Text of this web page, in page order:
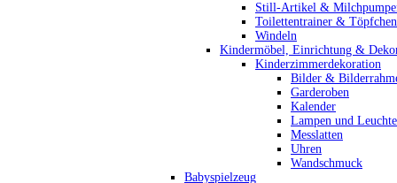
Still-Artikel &
Toilettentrainer & Töpfchen
Windeln
Kindermöbel, Einrichtung &
Kinderzimmerdekoration
Bilder &
Garderoben
Kalender
Lampen und
Messlatten
Uhren
Wandschmuck
Babyspielzeug